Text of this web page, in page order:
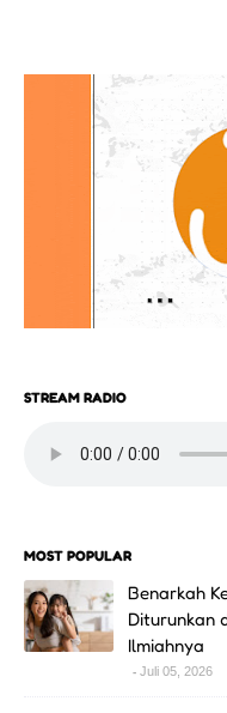
STREAM RADIO
MOST POPULAR
Benarkah
Diturunkan
Ilmiahnya
Juli 05, 2026